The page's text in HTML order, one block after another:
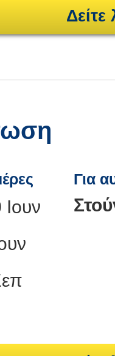
Δείτε
Ιουν
Για